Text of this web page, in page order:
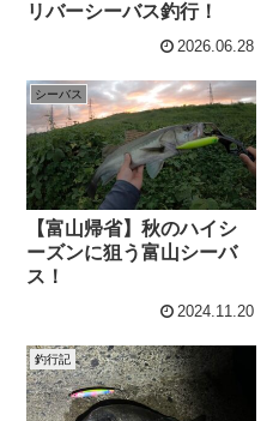
リバーシーバス釣行！
2026.06.28
シーバス
【富山帰省】秋のハイシ
ーズンに狙う富山シーバ
ス！
2024.11.20
釣行記